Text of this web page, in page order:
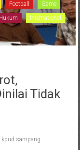
Football Game
International
Tidak
kpud sampang